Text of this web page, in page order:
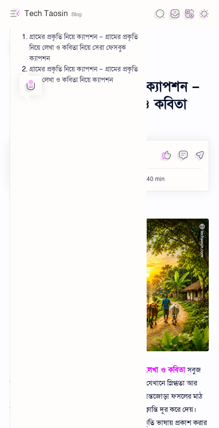
Tech Taosin
Privacy Policy
Home Caption Status
149+ গ্রামের প্রকৃতি নিয়ে ক্যাপশন –
গ্রামের প্রকৃতি নিয়ে লেখা ও কবিতা
গ্রামের প্রকৃতি নিয়ে ক্যাপশন – গ্রামের প্রকৃতি নিয়ে লেখা ও কবিতাসবুজ
শ্যামল গ্রামবাংলার প্রকৃতি যেন এক জীবন্ত ক্যানভাস, যেখানে স্নিগ্ধতা আর
প্রশান্তি মিলেমিশে একাকার হয়ে থাকে। মেঠো পথ, দিগন্তজোড়া ফসলের মাঠ
আর পাখির কলকাকলি আমাদের যান্ত্রিক জীবনের সব ক্লান্তি দূর করে দেয়।
গ্রামের সতেজ বাতাস আর শিশিরভেজা সকালের অনুভূতি ভাষায় প্রকাশ করার
গ্রামের প্রকৃতি নিয়ে ক্যাপশন – গ্রামের প্রকৃতি
নিয়ে লেখা ও কবিতা নিয়ে সেরা ফেসবুক
ক্যাপশন
গ্রামের প্রকৃতি নিয়ে ক্যাপশন – গ্রামের প্রকৃতি
নিয়ে লেখা ও কবিতা নিয়ে ক্যাপশন